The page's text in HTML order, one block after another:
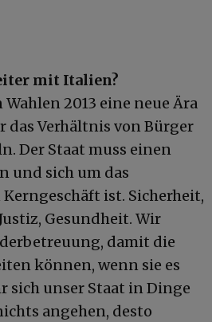
mit Italien?
2013 eine neue Ära
das Verhältnis von Bürger
Der Staat muss einen
und sich um das
ist. Sicherheit,
Gesundheit. Wir
damit die
können, wenn sie es
sich unser Staat in Dinge
angehen, desto